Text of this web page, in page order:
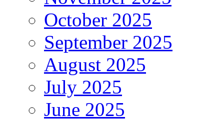
October 2025
September 2025
August 2025
July 2025
June 2025